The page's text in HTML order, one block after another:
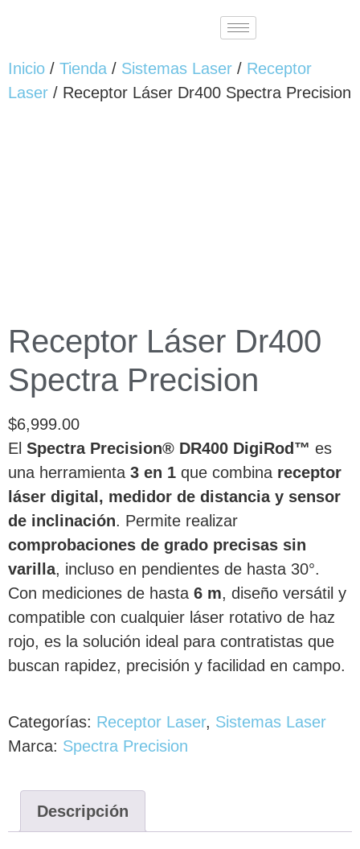
Inicio / Tienda / Sistemas Laser / Receptor
Laser / Receptor Láser Dr400 Spectra Precision
Receptor Láser Dr400
Spectra Precision
$6,999.00
El Spectra Precision® DR400 DigiRod™ es
una herramienta 3 en 1 que combina receptor
láser digital, medidor de distancia y sensor
de inclinación. Permite realizar
comprobaciones de grado precisas sin
varilla, incluso en pendientes de hasta 30°.
Con mediciones de hasta 6 m, diseño versátil y
compatible con cualquier láser rotativo de haz
rojo, es la solución ideal para contratistas que
buscan rapidez, precisión y facilidad en campo.
Categorías: Receptor Laser, Sistemas Laser
Marca: Spectra Precision
Descripción